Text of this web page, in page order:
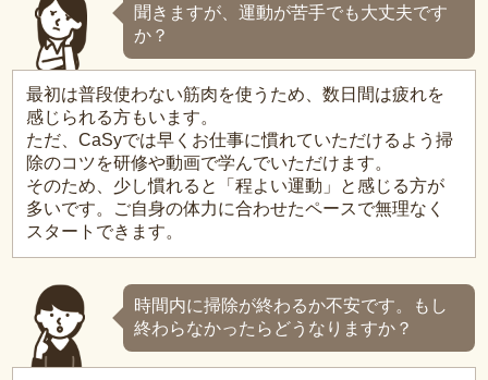
聞きますが、運動が苦手でも大丈夫です
か？
最初は普段使わない筋肉を使うため、数日間は疲れを
感じられる方もいます。
ただ、CaSyでは早くお仕事に慣れていただけるよう掃
除のコツを研修や動画で学んでいただけます。
そのため、少し慣れると「程よい運動」と感じる方が
多いです。ご自身の体力に合わせたペースで無理なく
スタートできます。
時間内に掃除が終わるか不安です。もし
終わらなかったらどうなりますか？